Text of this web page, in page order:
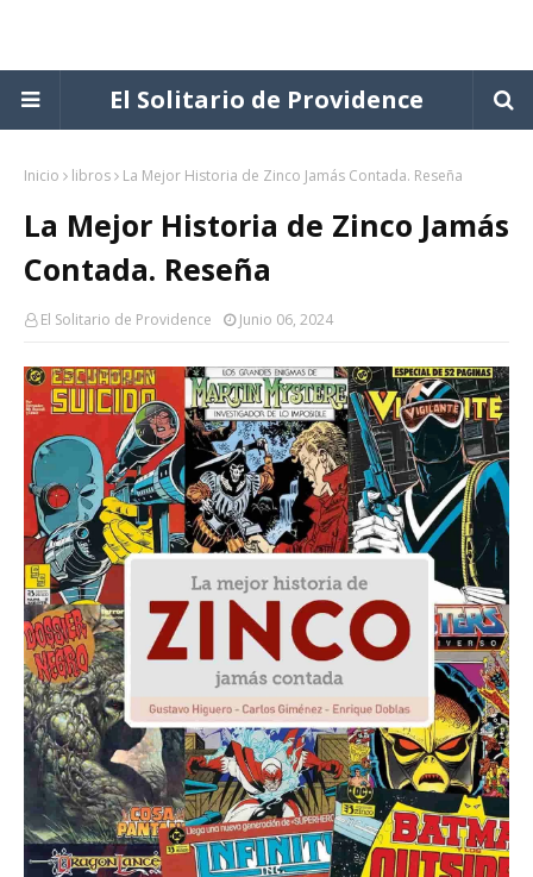
El Solitario de Providence
Inicio libros La Mejor Historia de Zinco Jamás Contada. Reseña
La Mejor Historia de Zinco Jamás
Contada. Reseña
El Solitario de Providence Junio 06, 2024